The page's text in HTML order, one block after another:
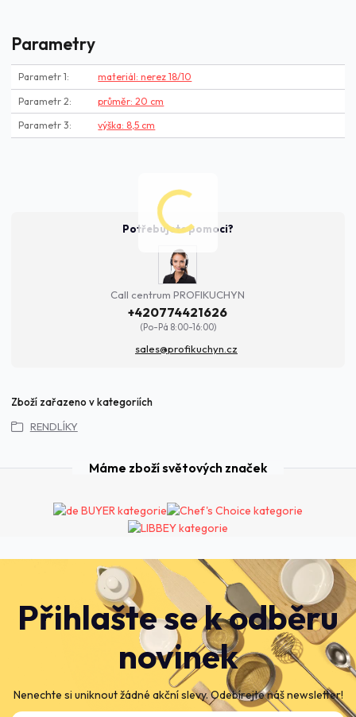
Parametry
Parametr 1 materiál: nerez 18/10
Parametr 2 průměr: 20 cm
Parametr 3 výška: 8,5 cm
Potřebujete pomoci?
Call centrum PROFIKUCHYN
+420774421626
(Po-Pá 8:00-16:00)
sales@profikuchyn.cz
Zboží zařazeno v kategoriích
RENDLÍKY
Přihlašte se k odběru
novinek
Nenechte si uniknout žádné akční slevy. Odebírejte náš newsletter!
Máme zboží světových značek